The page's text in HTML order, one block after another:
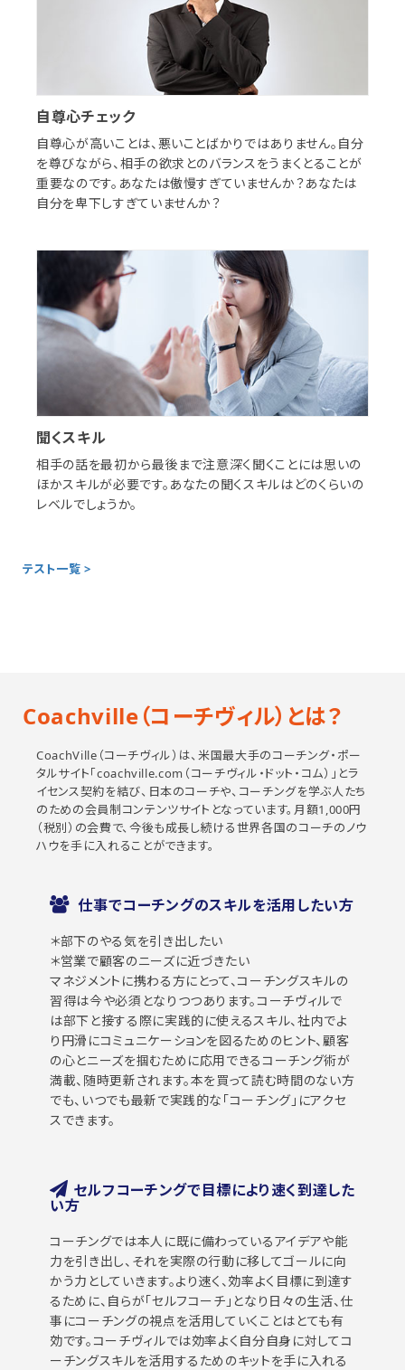
自尊心チェック
自尊心が高いことは、悪いことばかりではありません。自分
を尊びながら、相手の欲求とのバランスをうまくとることが
重要なのです。あなたは傲慢すぎていませんか？あなたは
自分を卑下しすぎていませんか？
聞くスキル
相手の話を最初から最後まで注意深く聞くことには思いの
ほかスキルが必要です。あなたの聞くスキルはどのくらいの
レベルでしょうか。
テスト一覧 >
Coachville（コーチヴィル）とは？
CoachVille（コーチヴィル）は、米国最大手のコーチング・ポー
タルサイト「coachville.com（コーチヴィル・ドット・コム）」とラ
イセンス契約を結び、日本のコーチや、コーチングを学ぶ人たち
のための会員制コンテンツサイトとなっています。月額1,000円
（税別）の会費で、今後も成長し続ける世界各国のコーチのノウ
ハウを手に入れることができます。
仕事でコーチングのスキルを活用したい方
＊部下のやる気を引き出したい
＊営業で顧客のニーズに近づきたい
マネジメントに携わる方にとって、コーチングスキルの
習得は今や必須となりつつあります。コーチヴィルで
は部下と接する際に実践的に使えるスキル、社内でよ
り円滑にコミュニケーションを図るためのヒント、顧客
の心とニーズを掴むために応用できるコーチング術が
満載、随時更新されます。本を買って読む時間のない方
でも、いつでも最新で実践的な｢コーチング｣にアクセ
スできます。
セルフコーチングで目標により速く到達した
い方
コーチングでは本人に既に備わっているアイデアや能
力を引き出し、それを実際の行動に移してゴールに向
かう力としていきます。より速く、効率よく目標に到達す
るために、自らが「セルフコーチ」となり日々の生活、仕
事にコーチングの視点を活用していくことはとても有
効です。コーチヴィルでは効率よく自分自身に対してコ
ーチングスキルを活用するためのキットを手に入れる